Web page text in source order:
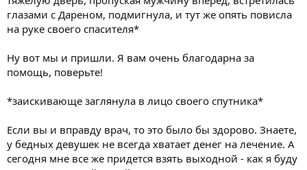
глазами с Дареном, подмигнула, и тут же опять повисла
на руке своего спасителя*
Ну вот мы и пришли. Я вам очень благодарна за
помощь, поверьте!
*заискивающе заглянула в лицо своего спутника*
Если вы и вправду врач, то это было бы здорово. Знаете,
у бедных девушек не всегда хватает денег на лечение. А
сегодня мне все же придется взять выходной - как я буду